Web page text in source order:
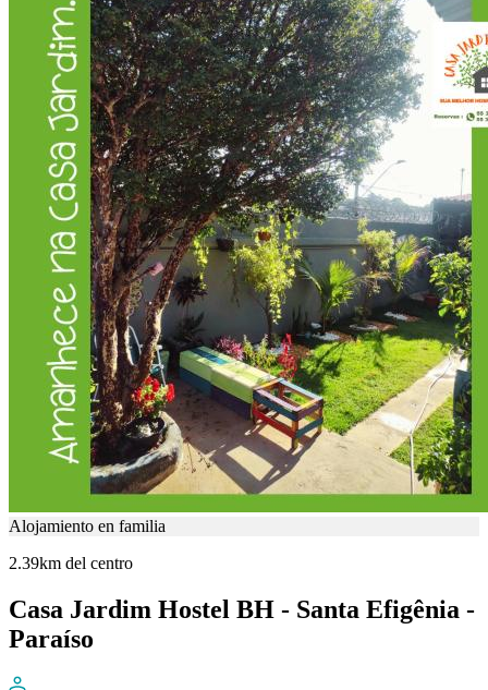
Alojamiento en familia
2.39km del centro
Casa Jardim Hostel BH - Santa Efigênia -
Paraíso